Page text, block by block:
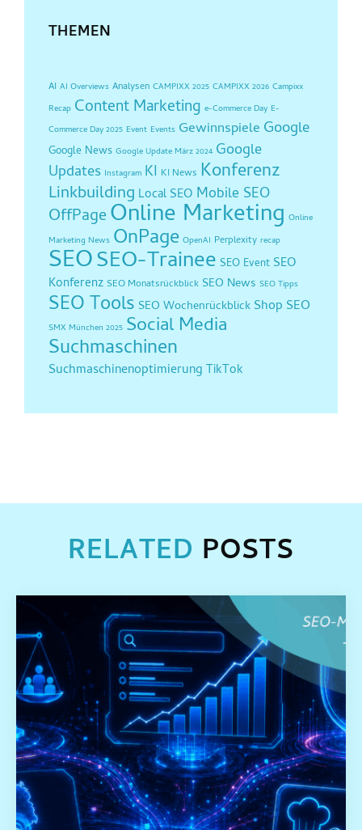
THEMEN
AI AI Overviews Analysen CAMPIXX 2025 CAMPIXX 2026 Campixx
Recap Content Marketing e-Commerce Day E-
Commerce Day 2025 Event Events Gewinnspiele Google
Google News Google Update März 2024 Google
Updates Instagram KI KI News Konferenz
Linkbuilding Local SEO Mobile SEO
OffPageOnline Marketing Online
Marketing News OnPage OpenAI Perplexity recap
SEOSEO-Trainee SEO Event SEO
Konferenz SEO Monatsrückblick SEO News SEO Tipps
SEO Tools SEO Wochenrückblick Shop SEO
SMX München 2025 Social Media
Suchmaschinen
Suchmaschinenoptimierung TikTok
RELATED POSTS